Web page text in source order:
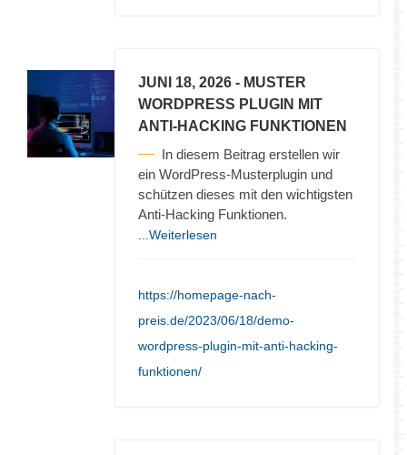
JUNI 18, 2026 - MUSTER
WORDPRESS PLUGIN MIT
ANTI-HACKING FUNKTIONEN
In diesem Beitrag erstellen wir
ein WordPress-Musterplugin und
schützen dieses mit den wichtigsten
Anti-Hacking Funktionen.
...Weiterlesen
https://homepage-nach-
preis.de/2023/06/18/demo-
wordpress-plugin-mit-anti-hacking-
funktionen/